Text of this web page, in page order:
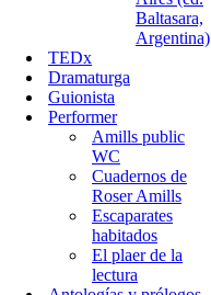
Baltasara,
Argentina)
TEDx
Dramaturga
Guionista
Performer
Amills public
WC
Cuadernos de
Roser Amills
Escaparates
habitados
El plaer de la
lectura